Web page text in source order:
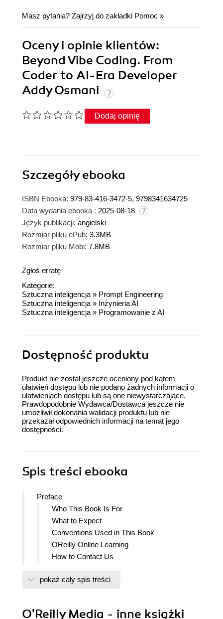
Masz pytania? Zajrzyj do zakładki Pomoc »
Oceny i opinie klientów:
Beyond Vibe Coding. From
Coder to AI-Era Developer
Addy Osmani
Dodaj opinię
Szczegółyebooka
ISBN Ebooka: 979-83-416-3472-5, 9798341634725
Data wydania ebooka : 2025-08-18
Język publikacji: angielski
Rozmiar pliku ePub: 3.3MB
Rozmiar pliku Mobi: 7.8MB
Zgłoś erratę
Kategorie:
Sztuczna inteligencja » Prompt Engineering
Sztuczna inteligencja » Inżynieria AI
Sztuczna inteligencja » Programowanie z AI
Dostępność produktu
Produkt nie został jeszcze oceniony pod kątem
ułatwień dostępu lub nie podano żadnych informacji o
ułatwieniach dostępu lub są one niewystarczające.
Prawdopodobnie Wydawca/Dostawca jeszcze nie
umożliwił dokonania walidacji produktu lub nie
przekazał odpowiednich informacji na temat jego
dostępności.
Spis treści ebooka
Preface
Who This Book Is For
What to Expect
Conventions Used in This Book
OReilly Online Learning
How to Contact Us
1. Introduction: What Is Vibe Coding?
The Vibe-Coding Approach: Code by
pokaż cały spis treści
O'Reilly Media - inne książki